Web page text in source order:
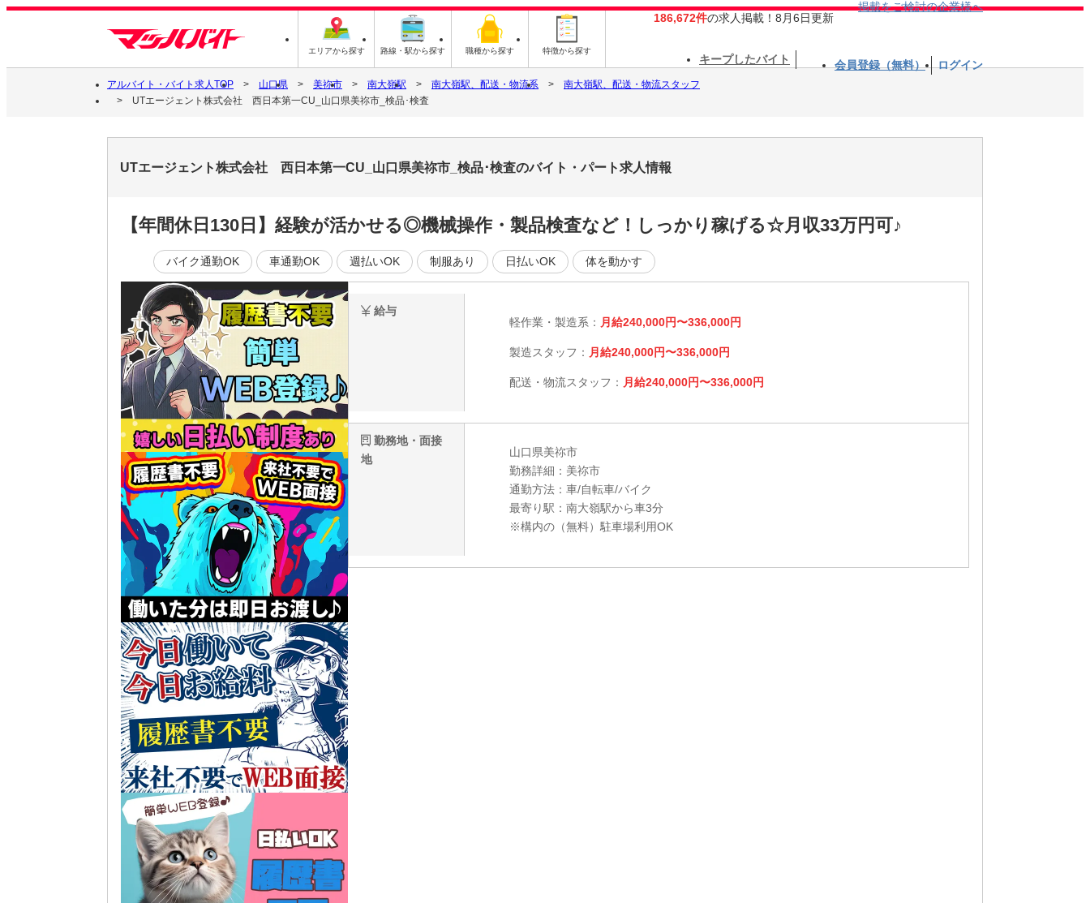
エリアから探す 路線・駅から探す 職種から探す 特徴から探す
186,672件の求人掲載！8月6日更新
掲載をご検討の企業様へ
キープしたバイト 会員登録（無料） ログイン
アルバイト・バイト求人TOP 山口県 美祢市 南大嶺駅 南大嶺駅、配送・物流系
南大嶺駅、配送・物流スタッフ
UTエージェント株式会社 西日本第一CU_山口県美祢市_検品･検査
UTエージェント株式会社 西日本第一CU_山口県美祢市_検品･検査のバイト・パート求人情報
【年間休日130日】経験が活かせる◎機械操作・製品検査など！しっかり稼げる☆月収33万円可♪
バイク通勤OK 車通勤OK 週払いOK 制服あり 日払いOK 体を動かす
給与
軽作業・製造系： 月給240,000円〜336,000円
製造スタッフ： 月給240,000円〜336,000円
配送・物流スタッフ： 月給240,000円〜336,000円
勤務地・面接
地
山口県美祢市
勤務詳細：美祢市
通勤方法：車/自転車/バイク
最寄り駅：南大嶺駅から車3分
※構内の（無料）駐車場利用OK